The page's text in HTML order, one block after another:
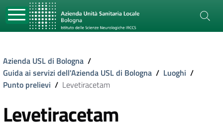
Azienda USL di Bologna /
Guida ai servizi dell'Azienda USL di Bologna / Luoghi /
Punto prelievi / Levetiracetam
Levetiracetam